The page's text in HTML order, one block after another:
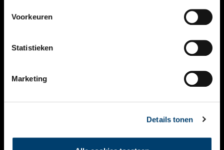
Voorkeuren
Statistieken
Marketing
Details tonen
KALENDER
THEMA’S
VIDEO’S
CONTACT